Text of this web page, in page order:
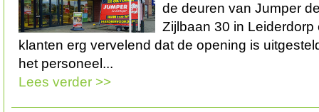
de deuren van Jumper
Zijlbaan 30 in
klanten erg vervelend dat de opening is
het personeel...
Lees verder >>